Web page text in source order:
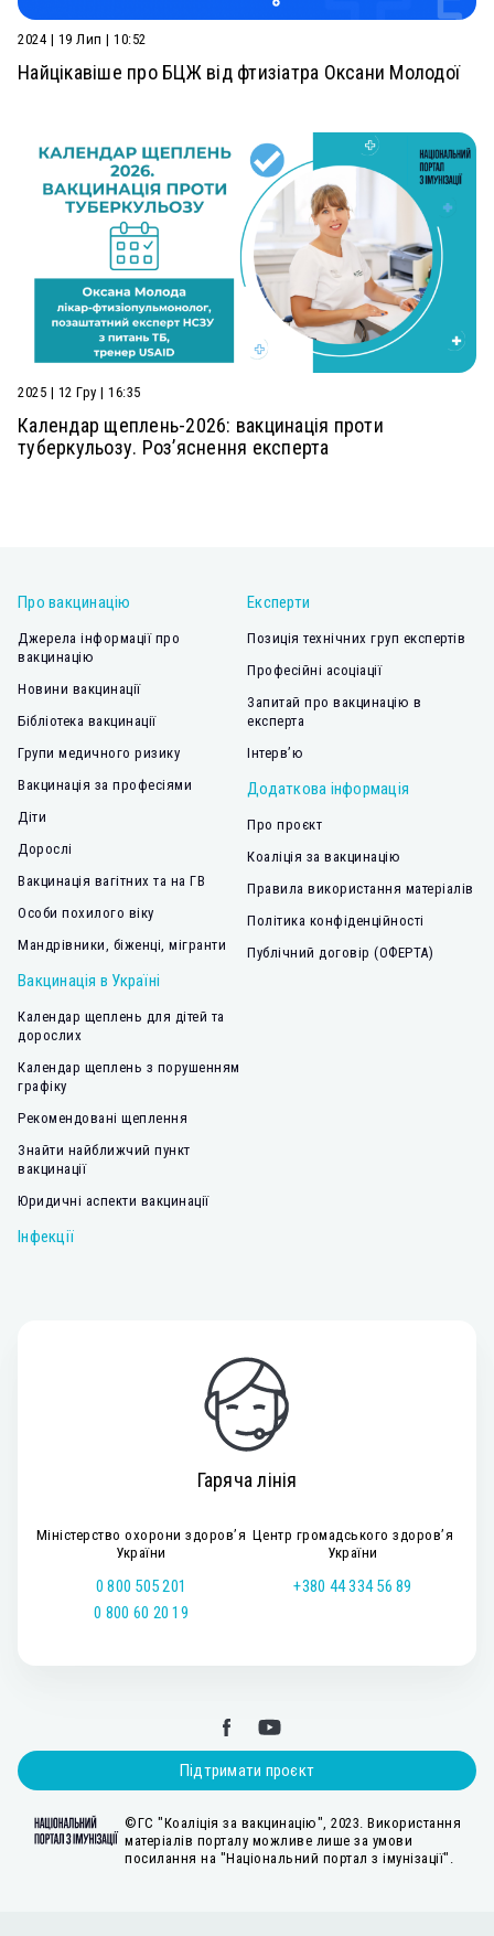
2024 | 19 Лип | 10:52
Найцікавіше про БЦЖ від фтизіатра Оксани Молодої
2025 | 12 Гру | 16:35
Календар щеплень-2026: вакцинація проти
туберкульозу. Роз’яснення експерта
Про вакцинацію
Джерела інформації про
вакцинацію
Новини вакцинації
Бібліотека вакцинації
Групи медичного ризику
Вакцинація за професіями
Діти
Дорослі
Вакцинація вагітних та на ГВ
Особи похилого віку
Мандрівники, біженці, мігранти
Вакцинація в Україні
Календар щеплень для дітей та
дорослих
Календар щеплень з порушенням
графіку
Рекомендовані щеплення
Знайти найближчий пункт
вакцинації
Юридичні аспекти вакцинації
Інфекції
Експерти
Позиція технічних груп експертів
Професійні асоціації
Запитай про вакцинацію в
експерта
Інтерв’ю
Додаткова інформація
Про проєкт
Коаліція за вакцинацію
Правила використання матеріалів
Політика конфіденційності
Публічний договір (ОФЕРТА)
Гаряча лінія
Міністерство охорони здоров’я
України
0 800 505 201
0 800 60 20 19
Центр громадського здоров’я
України
+380 44 334 56 89
Підтримати проєкт
©ГС "Коаліція за вакцинацію", 2023. Використання
матеріалів порталу можливе лише за умови
посилання на "Національний портал з імунізації".